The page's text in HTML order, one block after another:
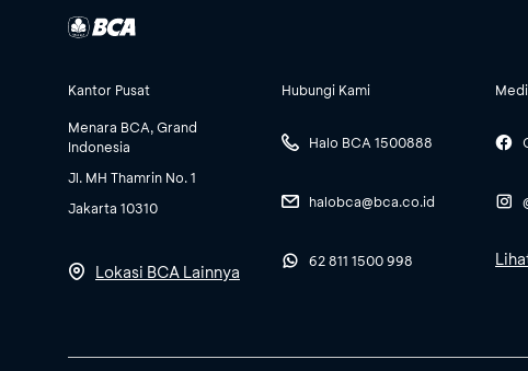
Kantor Pusat
Menara BCA, Grand
Indonesia
Jl. MH Thamrin No. 1
Jakarta 10310
Lokasi BCA Lainnya
Hubungi Kami
Halo BCA 1500888
halobca@bca.co.id
62 811 1500 998